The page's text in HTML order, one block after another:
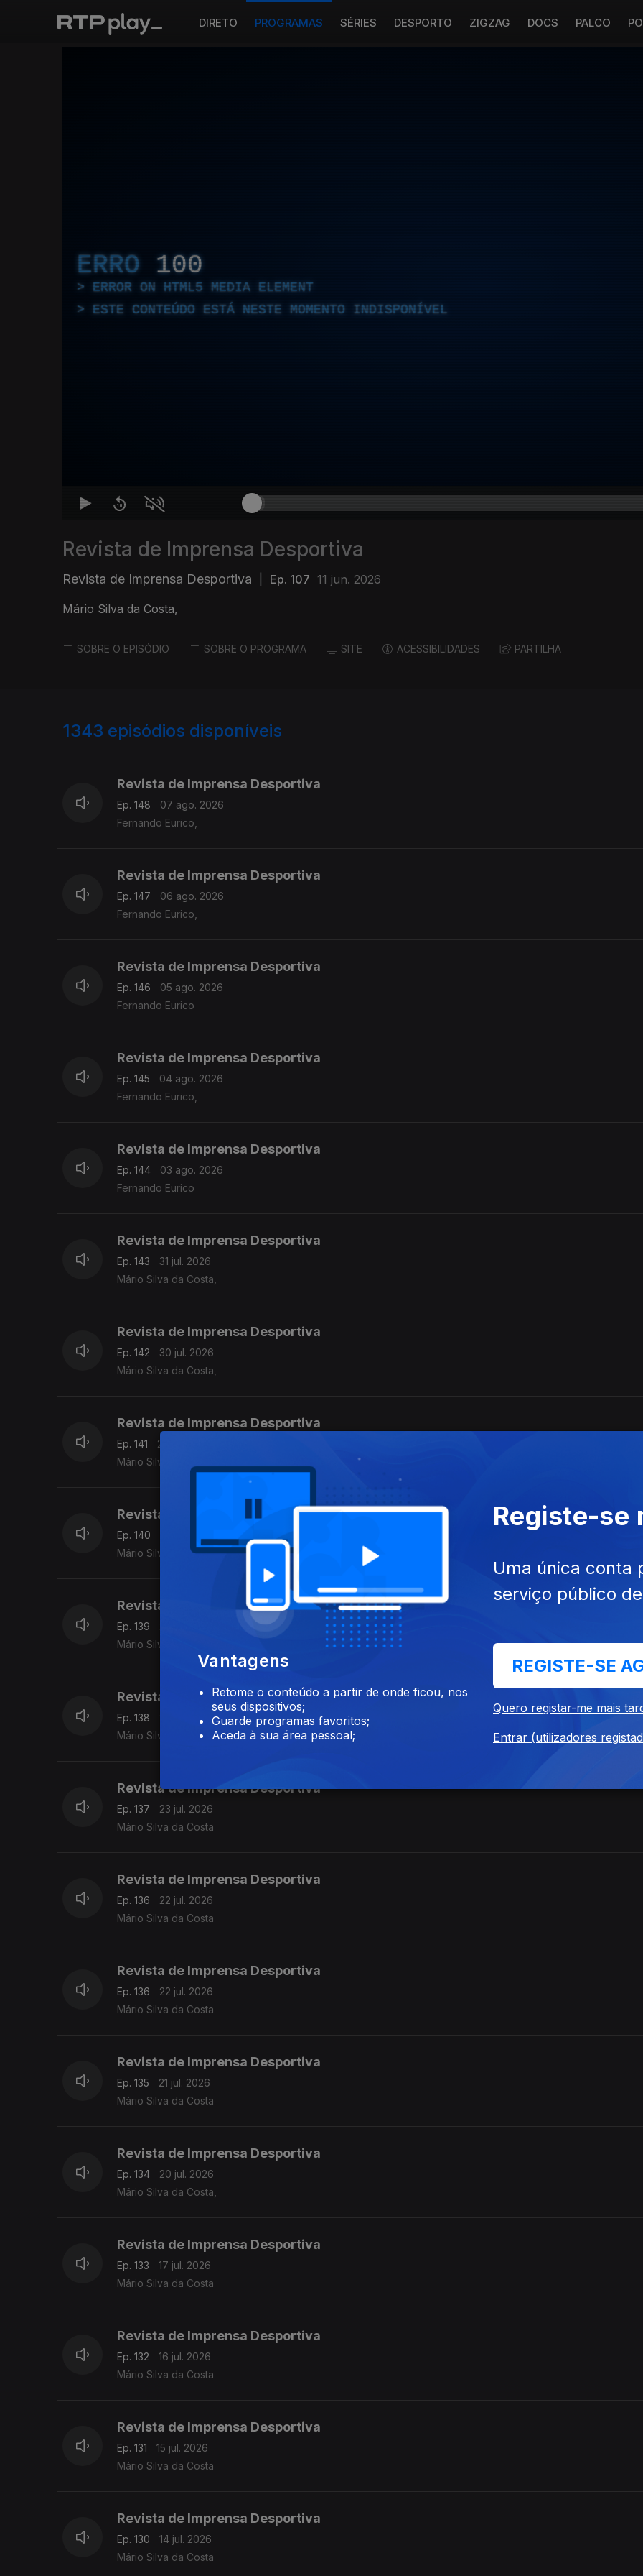
DIRETO PROGRAMAS SÉRIES DESPORTO ZIGZAG DOCS PALCO
ERRO 100
ERROR ON HTML5 MEDIA ELEMENT
ESTE CONTEÚDO ESTÁ NESTE MOMENTO INDISPONÍVEL
Revista de Imprensa Desportiva
Revista de Imprensa Desportiva Ep. 107 11 jun. 2026
Mário Silva da Costa,
SOBRE O EPISÓDIO SOBRE O PROGRAMA SITE ACESSIBILIDADES PARTILHA
1343 episódios disponíveis
Revista de Imprensa Desportiva
Ep. 148
07 ago. 2026
Fernando Eurico,
Revista de Imprensa Desportiva
Ep. 147
06 ago. 2026
Fernando Eurico,
Revista de Imprensa Desportiva
Ep. 146
05 ago. 2026
Fernando Eurico
Revista de Imprensa Desportiva
Ep. 145
04 ago. 2026
Fernando Eurico,
Revista de Imprensa Desportiva
Ep. 144
03 ago. 2026
Fernando Eurico
Revista de Imprensa Desportiva
Ep. 143
31 jul. 2026
Mário Silva da Costa,
Revista de Imprensa Desportiva
Ep. 142
30 jul. 2026
Mário Silva da Costa,
Revista de Imprensa Desportiva
Ep. 141
29 jul. 2026
Mário Silva da Costa
Revista de Imprensa Desportiva
Ep. 140
Mário Silva da Costa
Revista de Imprensa Desportiva
Ep. 139
Mário Silva da Costa
Revista de Imprensa Desportiva
Ep. 138
24 jul. 2026
Mário Silva da Costa
Revista de Imprensa Desportiva
Ep. 137
23 jul. 2026
Mário Silva da Costa
Revista de Imprensa Desportiva
Ep. 136
22 jul. 2026
Mário Silva da Costa
Revista de Imprensa Desportiva
Ep. 136
22 jul. 2026
Mário Silva da Costa
Revista de Imprensa Desportiva
Ep. 135
21 jul. 2026
Mário Silva da Costa
Revista de Imprensa Desportiva
Ep. 134
20 jul. 2026
Mário Silva da Costa,
Revista de Imprensa Desportiva
Ep. 133
17 jul. 2026
Mário Silva da Costa
Revista de Imprensa Desportiva
Ep. 132
16 jul. 2026
Mário Silva da Costa
Revista de Imprensa Desportiva
Ep. 131
15 jul. 2026
Mário Silva da Costa
Revista de Imprensa Desportiva
Ep. 130
14 jul. 2026
Mário Silva da Costa
Vantagens
Retome o conteúdo a partir de onde ficou, nos
seus dispositivos;
Guarde programas favoritos;
Aceda à sua área pessoal;
Registe-se
Uma única conta
serviço público
REGISTE-SE
Quero registar-me mais
Entrar (utilizadores